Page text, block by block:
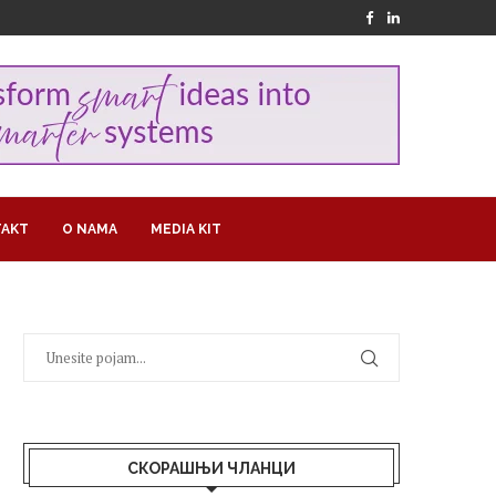
O NAMA MEDIA KIT
СКОРАШЊИ ЧЛАНЦИ